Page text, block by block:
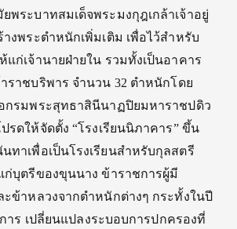
พระบาทสมเด็จพระมงกุฎเกล้าเจ้าอยู่
งพระตําหนักเพิ่มเติม เพื่อไว้สําหรับ
แก่เจ้านายฝ่ายใน รวมทั้งเป็นอาคาร
ราชบริพาร จํานวน 32 ตําหนักโดย
กรมพระสุทธาสินีนาฏปิยมหาราชปดิว
รดให้จัดตั้ง “โรงเรียนนิภาคาร” ขึ้น
ทาเพื่อเป็นโรงเรียนสําหรับกุลสตรี
ก่บุตรีของขุนนาง ข้าราชการผู้มี
ข้าหลวงจากตําหนักต่างๆ กระทั้งในปี
การ เปลี่ยนแปลงระบอบการปกครองที่